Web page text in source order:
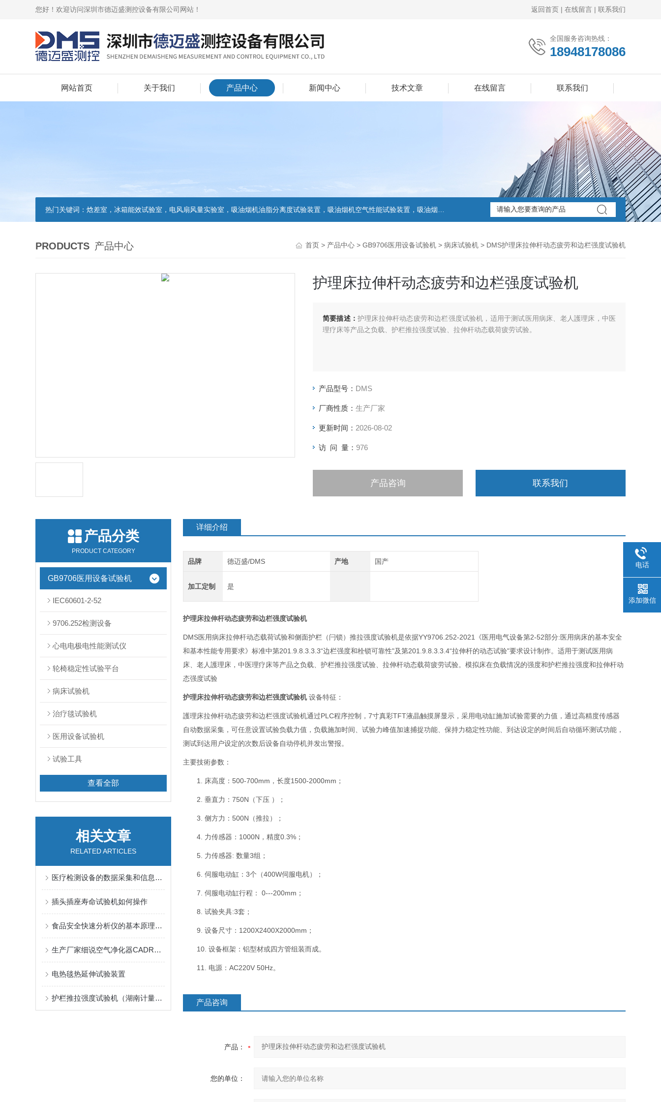
您好！欢迎访问深圳市德迈盛测控设备有限公司网站！ 返回首页 | 在线留言 | 联系我们
全国服务咨询热线：
18948178086
网站首页 关于我们 产品中心 新闻中心 技术文章 在线留言 联系我们
热门关键词： 焓差室，冰箱能效试验室，电风扇风量实验室，吸油烟机油脂分离度试验装置，吸油烟机空气性能试验装置，吸油烟机气味降低度试验装置，电池挤压试验机，电池短路试验机,电池重物冲击试验机,电池自由跌落试验机,电池燃烧试验机,电池洗涤试验机,电池挤压试验机
PRODUCTS 产品中心 首页 > 产品中心 > GB9706医用设备试验机 > 病床试验机 > DMS护理床拉伸杆动态疲劳和边栏强度试验机
护理床拉伸杆动态疲劳和边栏强度试验机
简要描述： 护理床拉伸杆动态疲劳和边栏强度试验机，适用于测试医用病床、老人護理床，中医
理疗床等产品之负载、护栏推拉强度试验、拉伸杆动态载荷疲劳试验。
产品型号： DMS
厂商性质： 生产厂家
更新时间： 2026-08-02
访 问 量： 976
产品咨询 联系我们
产品分类
PRODUCT CATEGORY
GB9706医用设备试验机
IEC60601-2-52
9706.252检测设备
心电电极电性能测试仪
轮椅稳定性试验平台
病床试验机
治疗毯试验机
医用设备试验机
试验工具
查看全部
相关文章
RELATED ARTICLES
医疗检测设备的数据采集和信息处理技术探索
插头插座寿命试验机如何操作
食品安全快速分析仪的基本原理及功能应用说明
生产厂家细说空气净化器CADR测试舱操作流程
电热毯热延伸试验装置
护栏推拉强度试验机（湖南计量院）
详细介绍
品牌 德迈盛/DMS 产地 国产
加工定制 是
护理床拉伸杆动态疲劳和边栏强度试验机
DMS医用病床拉伸杆动态载荷试验和侧面护栏（闩锁）推拉强度试验机是依据YY9706.252-2021《医用电气设备第2-52部分:医用病床的基本安全
和基本性能专用要求》标准中第201.9.8.3.3.3“边栏强度和栓锁可靠性"及第201.9.8.3.3.4“拉伸杆的动态试验"要求设计制作。适用于测试医用病
床、老人護理床，中医理疗床等产品之负载、护栏推拉强度试验、拉伸杆动态载荷疲劳试验。模拟床在负载情况的强度和护栏推拉强度和拉伸杆动
态强度试验
护理床拉伸杆动态疲劳和边栏强度试验机 设备特征：
護理床拉伸杆动态疲劳和边栏强度试验机通过PLC程序控制，7寸真彩TFT液晶触摸屏显示，采用电动缸施加试验需要的力值，通过高精度传感器
自动数据采集，可任意设置试验负载力值，负载施加时间、试验力峰值加速捕捉功能、保持力稳定性功能、到达设定的时间后自动循环测试功能，
测试到达用户设定的次数后设备自动停机并发出警报。
主要技術参数：
1. 床高度：500-700mm，长度1500-2000mm；
2. 垂直力：750N（下压 ）；
3. 侧方力：500N（推拉）；
4. 力传感器：1000N，精度0.3%；
5. 力传感器: 数量3组；
6. 伺服电动缸：3个（400W伺服电机）；
7. 伺服电动缸行程： 0---200mm；
8. 试验夹具:3套；
9. 设备尺寸：1200X2400X2000mm；
10. 设备框架：铝型材或四方管组装而成。
11. 电源：AC220V 50Hz。
产品咨询
产品：
您的单位：
电话
添加微信